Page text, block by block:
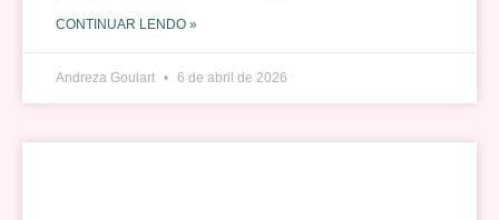
CONTINUAR LENDO »
Andreza Goulart 6 de abril de 2026